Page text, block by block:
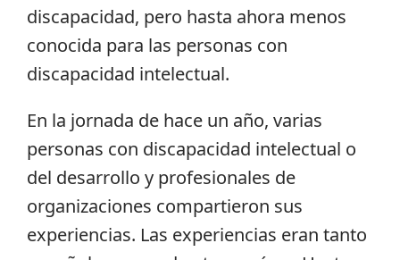
discapacidad, pero hasta ahora menos
conocida para las personas con
discapacidad intelectual.
En la jornada de hace un año, varias
personas con discapacidad intelectual o
del desarrollo y profesionales de
organizaciones compartieron sus
experiencias. Las experiencias eran tanto